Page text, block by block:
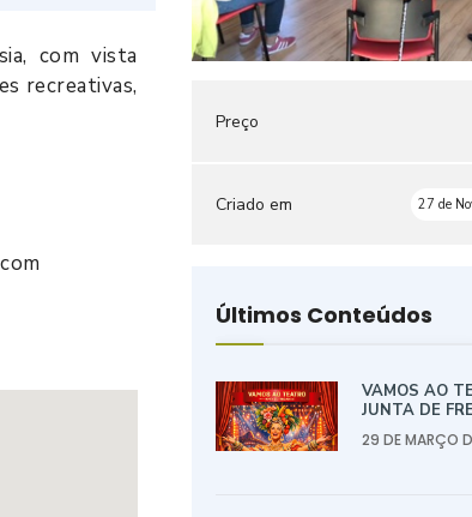
com vista
recreativas,
Preço
Criado em 27 de
Últimos Conteúdos
VAMOS AO
JUNTA DE
29 DE MARÇO